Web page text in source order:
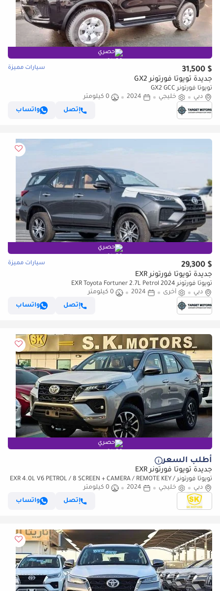
حصري
$ 31,500 سيارات مميزة
جديدة تويوتا فورتونر GX2
تويوتا فورتونر GX2 GCC
دبي
خليجي 2024
0 كيلومتر
إتصل
واتساب
حصري
$ 29,300 سيارات مميزة
جديدة تويوتا فورتونر EXR
تويوتا فورتونر EXR Toyota Fortuner 2.7L Petrol 2024
دبي
أخرى 2024
0 كيلومتر
إتصل
واتساب
حصري
أطلب السعر
جديدة تويوتا فورتونر EXR
تويوتا فورتونر EXR 4.0L V6 PETROL / 8 SCREEN + CAMERA / REMOTE KEY /
REAR A/C (CODE # FP40VXB)
دبي خليجي 2024
0 كيلومتر
إتصل
واتساب